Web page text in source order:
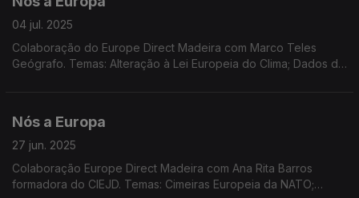
04 jul. 2025
Colaboração do Europe Direct Madeira com Marco Teles
Geógrafo. Temas: Alteração à Lei Europeia do Clima; Dados do
Nós a Europa
27 jun. 2025
Colaboração Europe Direct Madeira com Ana Rita Barros
formadora do CIEJD. Temas: Cimeiras Europeia da NATO;